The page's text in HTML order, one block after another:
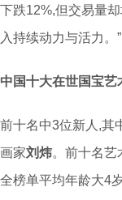
下跌12%,但交易量
入持续动力与活力。”
中国十大在世国宝艺
前十名中3位新人,其
画家刘炜。前十名艺
全榜单平均年龄大4